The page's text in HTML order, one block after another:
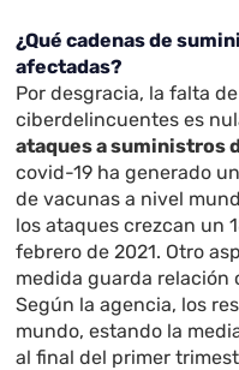
¿Qué cadenas de
afectadas?
Por desgracia, la falta
ciberdelincuentes es
ataques a suministros
covid-19 ha generado
de vacunas a nivel
los ataques crezcan un
febrero de 2021. Otro
medida guarda relación
Según la agencia, los
mundo, estando la
al final del primer